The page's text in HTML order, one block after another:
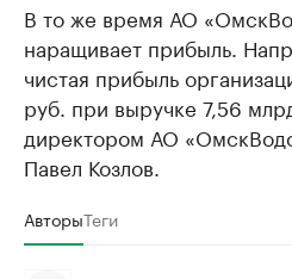
В то же время АО
наращивает прибыль.
чистая прибыль
руб. при выручке 7,56
директором АО
Павел Козлов.
АвторыТеги